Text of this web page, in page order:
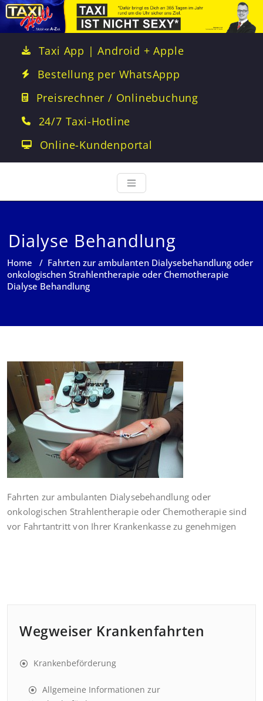
Taxi App | Android + Apple
Bestellung per WhatsAppp
Preisrechner / Onlinebuchung
24/7 Taxi-Hotline
Online-Kundenportal
Dialyse Behandlung
Home / Fahrten zur ambulanten Dialysebehandlung oder
onkologischen Strahlentherapie oder Chemotherapie
Dialyse Behandlung
Fahrten zur ambulanten Dialysebehandlung oder
onkologischen Strahlentherapie oder Chemotherapie sind
vor Fahrtantritt von Ihrer Krankenkasse zu genehmigen
Wegweiser Krankenfahrten
Krankenbeförderung
Allgemeine Informationen zur